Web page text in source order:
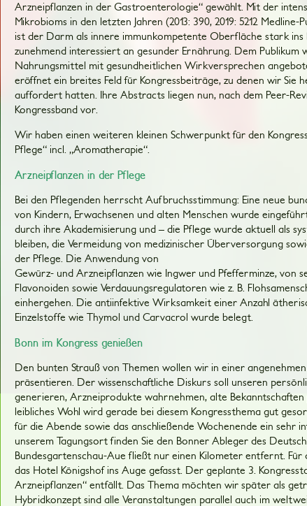
Arzneipflanzen in der Gastroenterologie“ gewählt. Mit der
Mikrobioms in den letzten Jahren (2013: 390, 2019: 5212 Medline-
ist der Darm als innere immunkompetente Oberfläche stark ins
zunehmend interessiert an gesunder Ernährung. Dem
Nahrungsmittel mit gesundheitlichen Wirkversprechen
eröffnet ein breites Feld für Kongressbeiträge, zu denen wir Sie
auffordert hatten. Ihre Abstracts liegen nun, nach dem Peer-
Kongressband vor.
Wir haben einen weiteren kleinen Schwerpunkt für den
Pflege“ incl. „Aromatherapie“.
Arzneipflanzen in der Pflege
Bei den Pflegenden herrscht Aufbruchsstimmung: Eine neue
von Kindern, Erwachsenen und alten Menschen wurde
durch ihre Akademisierung und – die Pflege wurde aktuell als
bleiben, die Vermeidung von medizinischer Überversorgung
der Pflege. Die Anwendung von
Gewürz- und Arzneipflanzen wie Ingwer und Pfefferminze, von
Flavonoiden sowie Verdauungsregulatoren wie z. B.
einhergehen. Die antiinfektive Wirksamkeit einer Anzahl
Einzelstoffe wie Thymol und Carvacrol wurde belegt.
Bonn im Kongress genießen
Den bunten Strauß von Themen wollen wir in einer
präsentieren. Der wissenschaftliche Diskurs soll unseren
generieren, Arzneiprodukte wahrnehmen, alte Bekanntschaften
leibliches Wohl wird gerade bei diesem Kongressthema gut
für die Abende sowie das anschließende Wochenende ein sehr
unserem Tagungsort finden Sie den Bonner Ableger des
Bundesgartenschau-Aue fließt nur einen Kilometer entfernt. Für
das Hotel Königshof ins Auge gefasst. Der geplante 3.
Arzneipflanzen“ entfällt. Das Thema möchten wir später als
Hybridkonzept sind alle Veranstaltungen parallel auch im